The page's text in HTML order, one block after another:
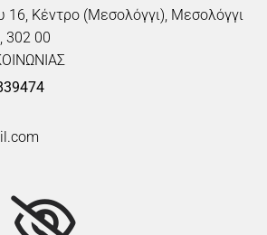
Κέντρο (Μεσολόγγι), Μεσολόγγι
302 00